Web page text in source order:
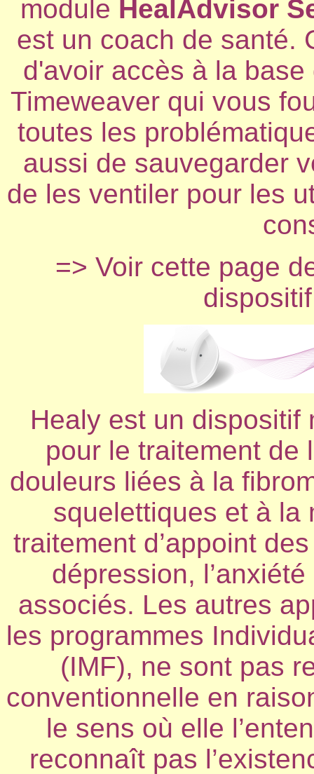
module HealAdvisor
est un coach de santé.
d'avoir accès à la
Timeweaver qui vous
toutes les
aussi de sauvegarder
de les ventiler pour les
=> Voir cette page
Healy est un dispositif
pour le traitement de
douleurs liées à la
squelettiques et à la
traitement d’appoint
dépression,
associés. Les autres
les programmes
(IMF), ne sont pas
conventionnelle en
le sens où elle
reconnaît pas